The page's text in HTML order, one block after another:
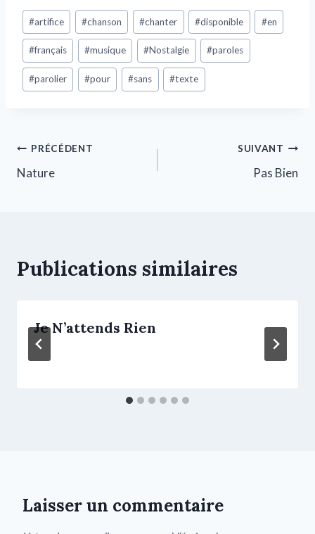
#artifice #chanson #chanter #disponible #en
#français #musique #Nostalgie #paroles
#parolier #pour #sans #texte
PRÉCÉDENT
Nature
SUIVANT
Pas Bien
Publications similaires
Je N’attends Rien
Laisser un commentaire